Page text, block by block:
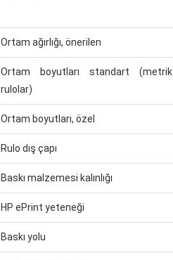
Ortam ağırlığı, önerilen
Ortam boyutları standart (metrik
rulolar)
Ortam boyutları, özel
Rulo dış çapı
Baskı malzemesi kalınlığı
HP ePrint yeteneği
Baskı yolu